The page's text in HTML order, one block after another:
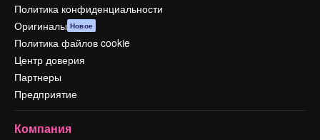
Политика конфиденциальности
Оригиналы Новое
Политика файлов cookie
Центр доверия
Партнеры
Предприятие
Компания